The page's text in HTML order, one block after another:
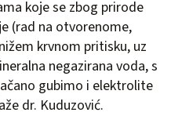
koje se zbog prirode
(rad na otvorenome,
krvnom pritisku, uz
negazirana voda, s
gubimo i elektrolite
dr. Kuduzović.